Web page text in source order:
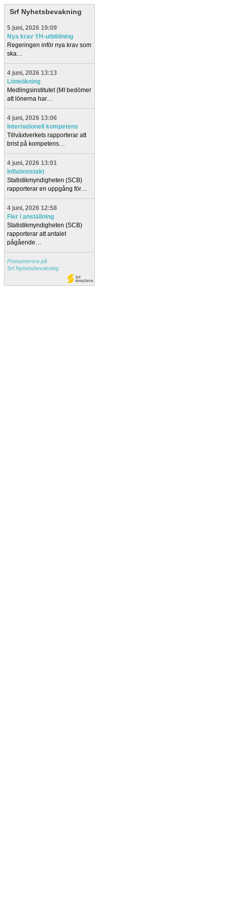
Srf Nyhetsbevakning
5 juni, 2026 19:09
Nya krav YH-utbildning
Regeringen inför nya krav som
ska…
4 juni, 2026 13:13
Löneökning
Medlingsinstitutet (MI bedömer
att lönerna har…
4 juni, 2026 13:06
Internationell kompetens
Tillväxtverkets rapporterar att
brist på kompetens…
4 juni, 2026 13:01
Inflationstakt
Statistikmyndigheten (SCB)
rapporterar en uppgång för…
4 juni, 2026 12:58
Fler i anställning
Statistikmyndigheten (SCB)
rapporterar att antalet
pågående…
Prenumerera på
Srf Nyhetsbevakning